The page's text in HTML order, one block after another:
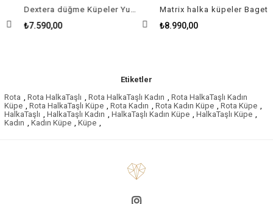
Dextera düğme Küpeler Yuvarlak kesim, Beyaz, Pembe altın rengi kaplama
₺7.590,00
Matrix halka küpeler Baget kesim, Kalp, Küçük, Beyaz, Altın rengi kaplama
₺8.990,00
Etiketler
Rota , Rota HalkaTaşlı , Rota HalkaTaşlı Kadın , Rota HalkaTaşlı Kadın
Küpe , Rota HalkaTaşlı Küpe , Rota Kadın , Rota Kadın Küpe , Rota Küpe ,
HalkaTaşlı , HalkaTaşlı Kadın , HalkaTaşlı Kadın Küpe , HalkaTaşlı Küpe ,
Kadın , Kadın Küpe , Küpe ,